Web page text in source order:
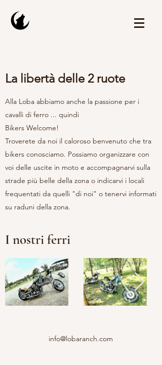
La libertà delle 2 ruote
Alla Loba abbiamo anche la passione per i
cavalli di ferro ... quindi
Bikers Welcome!
Troverete da noi il caloroso benvenuto che tra
bikers conosciamo. Possiamo organizzare con
voi delle uscite in moto e accompagnarvi sulla
strade più belle della zona o indicarvi i locali
frequentati da quelli "di noi" o tenervi informati
su raduni della zona.
I nostri ferri
info@lobaranch.com